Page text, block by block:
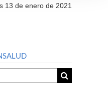
13 de enero de 2021